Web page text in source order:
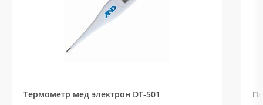
Термометр мед электрон DT-501